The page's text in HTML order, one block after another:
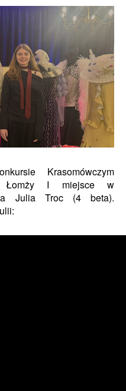
Krasomówczym
I miejsce w
Julia Troc (4 beta).